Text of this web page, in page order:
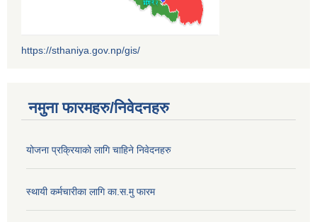
https://sthaniya.gov.np/gis/
नमुना फारमहरु/निवेदनहरु
योजना प्रक्रियाको लागि चाहिने निवेदनहरु
स्थायी कर्मचारीका लागि का.स.मु फारम